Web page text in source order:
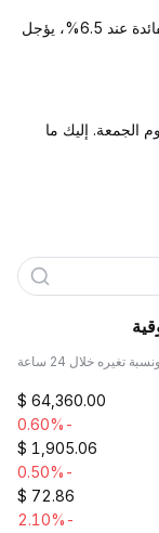
البنك المركزي المكسيكي يحافظ على سعر الفائدة عند 6.5%، يؤجل
الجمعة. إليك ما
تغيره خلال 24 ساعة
$ 64,360.00
-0.60%
$ 1,905.06
-0.50%
$ 72.86
-2.10%